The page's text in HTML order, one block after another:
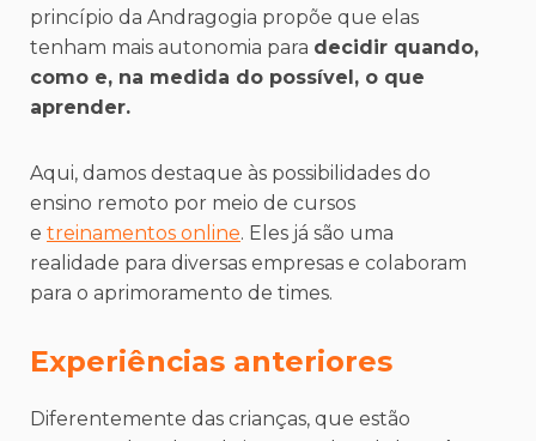
princípio da Andragogia propõe que elas
tenham mais autonomia para decidir quando,
como e, na medida do possível, o que
aprender.
Aqui, damos destaque às possibilidades do
ensino remoto por meio de cursos
e treinamentos online. Eles já são uma
realidade para diversas empresas e colaboram
para o aprimoramento de times.
Experiências anteriores
Diferentemente das crianças, que estão